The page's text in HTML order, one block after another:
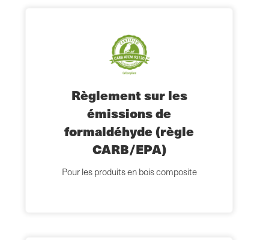
Règlement sur les
émissions de
formaldéhyde (règle
CARB/EPA)
Pour les produits en bois composite